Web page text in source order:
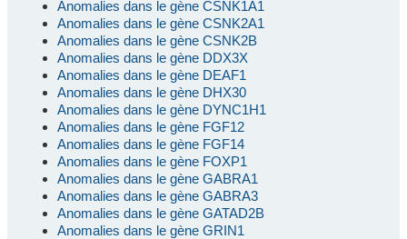
Anomalies dans le gène CSNK1A1
Anomalies dans le gène CSNK2A1
Anomalies dans le gène CSNK2B
Anomalies dans le gène DDX3X
Anomalies dans le gène DEAF1
Anomalies dans le gène DHX30
Anomalies dans le gène DYNC1H1
Anomalies dans le gène FGF12
Anomalies dans le gène FGF14
Anomalies dans le gène FOXP1
Anomalies dans le gène GABRA1
Anomalies dans le gène GABRA3
Anomalies dans le gène GATAD2B
Anomalies dans le gène GRIN1